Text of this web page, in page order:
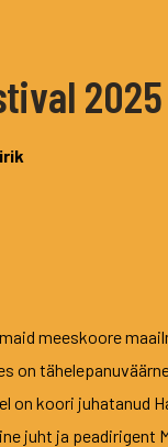
2025
meeskoore
koori juhatanud
juht ja peadirigent